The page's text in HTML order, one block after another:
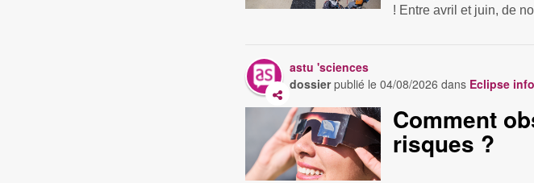
! Entre avril et juin, de
astu 'sciences
dossierpublié le04/08/2026 dans Eclipse
Comment
risques ?